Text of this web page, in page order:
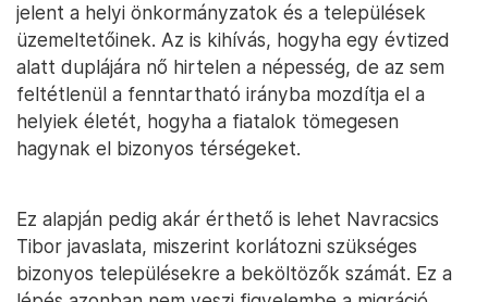
jelent a helyi önkormányzatok és a települések
üzemeltetőinek. Az is kihívás, hogyha egy évtized
alatt duplájára nő hirtelen a népesség, de az sem
feltétlenül a fenntartható irányba mozdítja el a
helyiek életét, hogyha a fiatalok tömegesen
hagynak el bizonyos térségeket.
Ez alapján pedig akár érthető is lehet Navracsics
Tibor javaslata, miszerint korlátozni szükséges
bizonyos településekre a beköltözők számát. Ez a